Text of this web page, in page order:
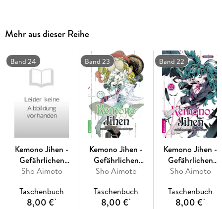
Mehr aus dieser Reihe
Band 24
Kemono Jihen -
Gefährlichen
Phänomenen auf
Sho Aimoto
Taschenbuch
8,00 €*
Band 23
Kemono Jihen -
Gefährlichen
Phänomenen auf
Sho Aimoto
Taschenbuch
8,00 €*
Band 22
Kemono Jihen -
Gefährlichen
Phänomenen auf
Sho Aimoto
Taschenbuch
8,00 €*